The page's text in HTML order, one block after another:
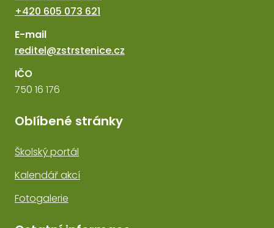
+420 605 073 621
E-mail
reditel@zstrstenice.cz
IČO
750 16 176
Oblíbené stránky
Školský portál
Kalendář akcí
Fotogalerie